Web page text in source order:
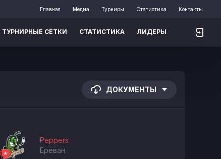
Главная Медиа Турниры Статистика Контакты
ТУРНИРНЫЕ СЕТКИ СТАТИСТИКА ЛИДЕРЫ
ДОКУМЕНТЫ
Peppers
Ереван